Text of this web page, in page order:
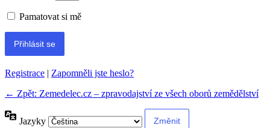
Pamatovat si mě
Registrace | Zapomněli jste heslo?
← Zpět: Zemedelec.cz – zpravodajství ze všech oborů zemědělství
Jazyky